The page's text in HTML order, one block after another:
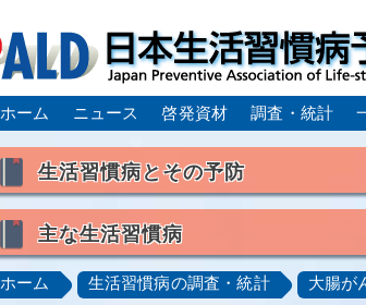
ホーム ニュース 啓発資材 調査・統計
生活習慣病とその予防
喫煙
食生活
主な生活習慣病
高血圧 脂質異常症（高脂血症）
ホーム 生活習慣病の調査・統計 大腸が